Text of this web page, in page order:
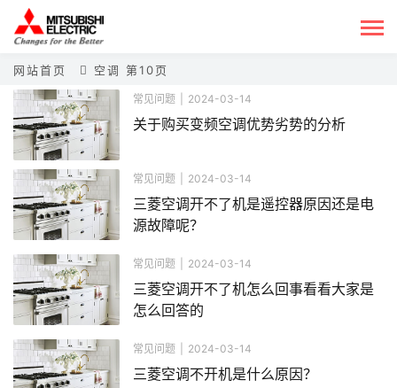
网站首页 空调 第10页
常见问题 2024-03-14
关于购买变频空调优势劣势的分析
常见问题 2024-03-14
三菱空调开不了机是遥控器原因还是电
源故障呢？
常见问题 2024-03-14
三菱空调开不了机怎么回事看看大家是
怎么回答的
常见问题 2024-03-14
三菱空调不开机是什么原因？